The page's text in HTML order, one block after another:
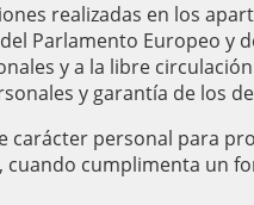
realizadas en los
Parlamento Europeo y
y a la libre
y garantía de los
carácter personal para
cumplimenta un